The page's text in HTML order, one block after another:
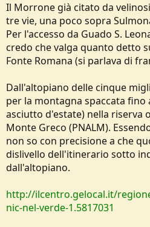
Il Morrone già citato da
tre vie, una poco sopra
Per l'accesso da Guado S.
credo che valga quanto detto
Fonte Romana (si parlava di
Dall'altopiano delle cinque
per la montagna spaccata fino
asciutto d'estate) nella riserva
Monte Greco (PNALM).
non so con precisione a che
dislivello dell'itinerario sotto
dall'altopiano.
http://ilcentro.gelocal.it/
nic-nel-verde-1.5817031